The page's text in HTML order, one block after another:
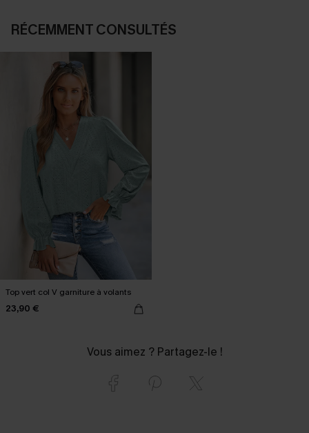
RÉCEMMENT CONSULTÉS
Top vert col V garniture à volants
23,90 €
Vous aimez ? Partagez-le !